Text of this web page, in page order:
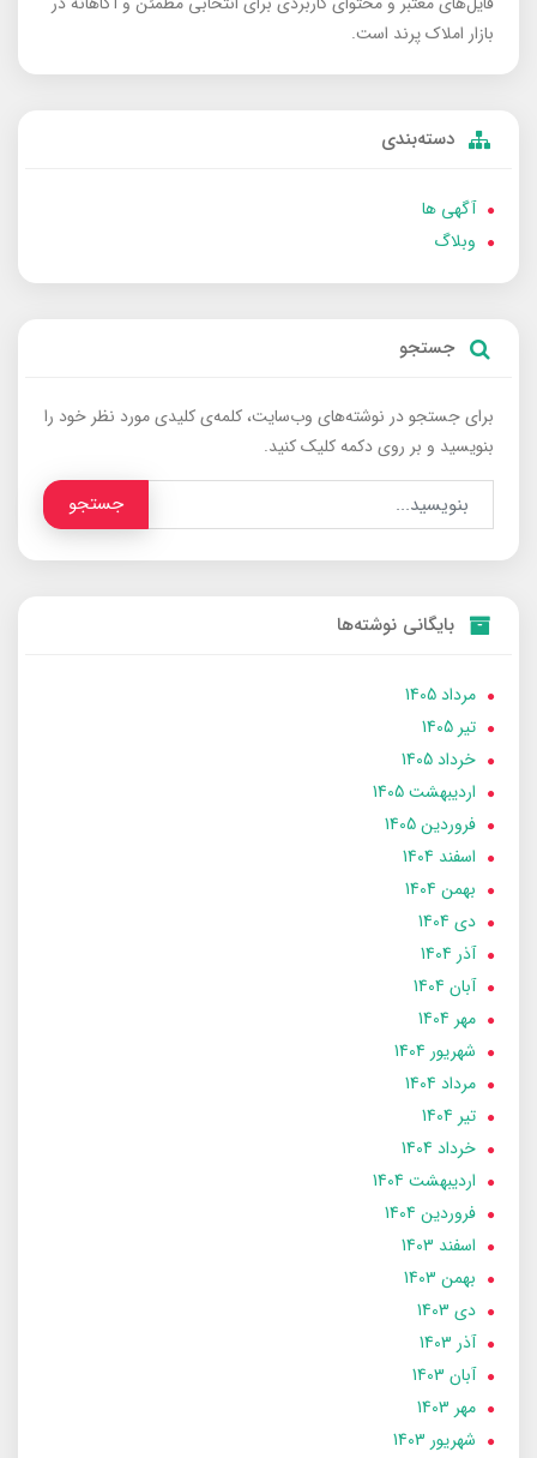
بازار املاک پرند است.
دسته‌بندی
آگهی ها
وبلاگ
جستجو
برای جستجو در نوشته‌های وب‌سایت، کلمه‌ی کلیدی مورد نظر خود را
بنویسید و بر روی دکمه کلیک کنید.
جستجو
بایگانی نوشته‌ها
مرداد 1405
تير 1405
خرداد 1405
ارديبهشت 1405
فروردین 1405
اسفند 1404
بهمن 1404
دی 1404
آذر 1404
آبان 1404
مهر 1404
شهریور 1404
مرداد 1404
تير 1404
خرداد 1404
ارديبهشت 1404
فروردین 1404
اسفند 1403
بهمن 1403
دی 1403
آذر 1403
آبان 1403
مهر 1403
شهریور 1403